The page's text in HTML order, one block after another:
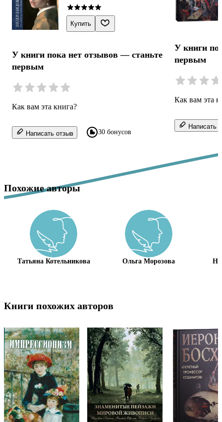
Купить
У книги пока нет отзывов — станьте
первым
Как вам эта книга?
Написать отзыв 30 бонусов
У книги
первым
Как вам эта
Написать
Похожие авторы
Татьяна Котельникова Ольга Морозова
Книги похожих авторов